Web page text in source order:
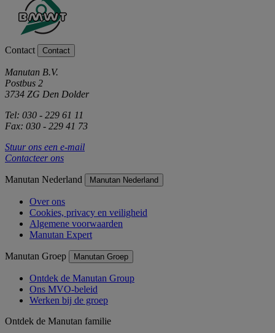
Contact Contact
Manutan B.V.
Postbus 2
3734 ZG Den Dolder
Tel: 030 - 229 61 11
Fax: 030 - 229 41 73
Stuur ons een e-mail
Contacteer ons
Manutan Nederland Manutan Nederland
Over ons
Cookies, privacy en veiligheid
Algemene voorwaarden
Manutan Expert
Manutan Groep Manutan Groep
Ontdek de Manutan Group
Ons MVO-beleid
Werken bij de groep
Ontdek de Manutan familie